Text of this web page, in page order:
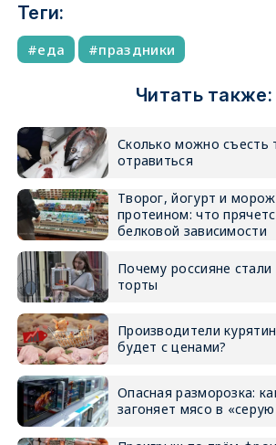
Теги:
еда праздники
Читать также:
Сколько можно съесть
отравиться
Творог, йогурт и
протеином: что
белковой зависимости
Почему россияне
торты
Производители
будет с ценами?
Опасная разморозка:
загоняет мясо в